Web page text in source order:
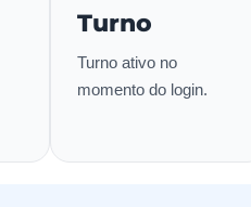
Turno
Turno ativo no
momento do login.